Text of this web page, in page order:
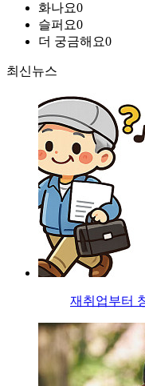
화나요0
슬퍼요0
더 궁금해요0
최신뉴스
재취업부터